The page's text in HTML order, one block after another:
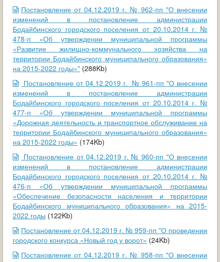
Постановление от 04.12.2019 г. № 962-пп "О внесении
изменений в постановление администрации
Бодайбинского городского поселения от 20.10.2014 г. №
478-п «Об утверждении муниципальной программы
«Развитие жилищно-коммунального хозяйства на
территории Бодайбинского муниципального образования»
на 2015-2022 годы»" (288Kb)
Постановление от 04.12.2019 г. № 961-пп "О внесении
изменений в постановление администрации
Бодайбинского городского поселения от 20.10.2014 г. №
477-п «Об утверждении муниципальной программы
«Дорожная деятельность и транспортное обслуживание на
территории Бодайбинского муниципального образования»
на 2015-2022 годы» (174Kb)
Постановление от 04.12.2019 г. № 960-пп "О внесении
изменений в постановление администрации
Бодайбинского городского поселения от 20.10.2014 г. №
476-п «Об утверждении муниципальной программы
«Обеспечение безопасности населения и территории
Бодайбинского муниципального образования» на 2015-
2022 годы (122Kb)
Постановление от 04.12.2019 г. № 959-пп "О проведении
городского конкурса «Новый год у ворот» (24Kb)
Постановление от 04.12.2019 г. № 958-пп "О внесении